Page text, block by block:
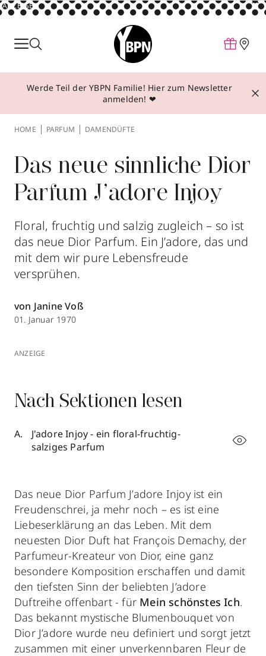
ANZEIGE
Parfum
Make-up
Behandlungen
Über YBPN
Aktionen
Storefinder
Werde Teil der YBPN Familie! Hier zum Newsletter
anmelden! ❤
HOME PARFUM DAMENDÜFTE
Das neue sinnliche Dior
Parfum J’adore Injoy
Floral, fruchtig und salzig zugleich – so ist
das neue Dior Parfum. Ein J’adore, das und
mit dem wir pure Lebensfreude
versprühen.
von Janine Voß
01. Januar 1970
ANZEIGE
Nach Sektionen lesen
J'adore Injoy - ein floral-fruchtig-
salziges Parfum
Das neue Dior Parfum J’adore Injoy ist ein
Freudenschrei, ja mehr noch – es ist eine
Liebeserklärung an das Leben. Mit dem
neuesten Dior Duft hat François Demachy, der
Parfumeur-Kreateur von Dior, eine ganz
besondere Komposition erschaffen und damit
den tiefsten Sinn der beliebten J’adore
Duftreihe offenbart - für Mein schönstes Ich.
Das bekannt mystische Blumenbouquet von
Dior J’adore wurde neu definiert und sorgt jetzt
zusammen mit einer unverkennbaren Fleur de